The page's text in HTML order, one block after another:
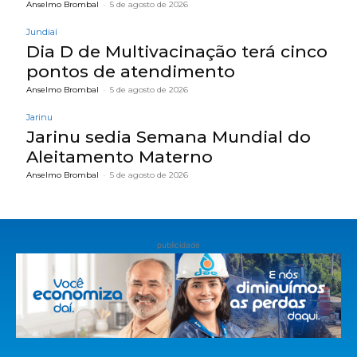
Anselmo Brombal - 5 de agosto de 2026
Jundiaí
Dia D de Multivacinação terá cinco
pontos de atendimento
Anselmo Brombal - 5 de agosto de 2026
Jarinu
Jarinu sedia Semana Mundial do
Aleitamento Materno
Anselmo Brombal - 5 de agosto de 2026
publicidade